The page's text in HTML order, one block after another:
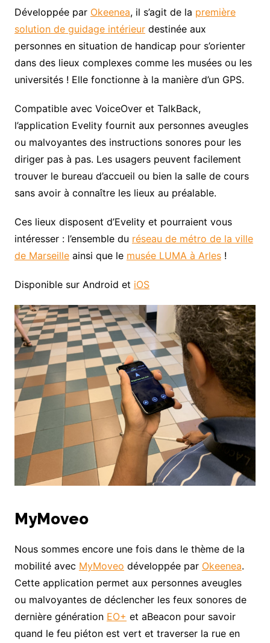
Développée par Okeenea, il s’agit de la première
solution de guidage intérieurdestinée aux
personnes en situation de handicap pour s’orienter
dans des lieux complexes comme les musées ou les
universités ! Elle fonctionne à la manière d’un GPS.
Compatible avec VoiceOver et TalkBack,
l’application Evelity fournit aux personnes aveugles
ou malvoyantes des instructions sonores pour les
diriger pas à pas. Les usagers peuvent facilement
trouver le bureau d’accueil ou bien la salle de cours
sans avoir à connaître les lieux au préalable.
Ces lieux disposent d’Evelity et pourraient vous
intéresser : l’ensemble du réseau de métro de la ville
de Marseilleainsi que le musée LUMA à Arles!
Disponible sur Android et iOS
MyMoveo
Nous sommes encore une fois dans le thème de la
mobilité avec MyMoveo développée par Okeenea.
Cette application permet aux personnes aveugles
ou malvoyantes de déclencher les feux sonores de
dernière génération EO+ et aBeacon pour savoir
quand le feu piéton est vert et traverser la rue en